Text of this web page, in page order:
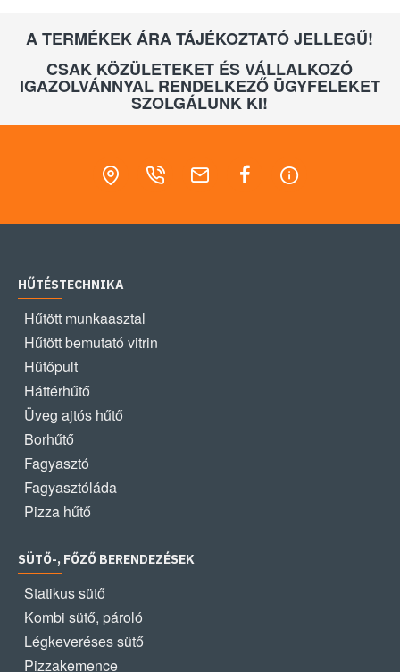
A TERMÉKEK ÁRA TÁJÉKOZTATÓ JELLEGŰ!
CSAK KÖZÜLETEKET ÉS VÁLLALKOZÓ
IGAZOLVÁNNYAL RENDELKEZŐ ÜGYFELEKET
SZOLGÁLUNK KI!
HŰTÉSTECHNIKA
Hűtött munkaasztal
Hűtött bemutató vitrin
Hűtőpult
Háttérhűtő
Üveg ajtós hűtő
Borhűtő
Fagyasztó
Fagyasztóláda
Pizza hűtő
SÜTŐ-, FŐZŐ BERENDEZÉSEK
Statikus sütő
Kombi sütő, pároló
Légkeveréses sütő
Pizzakemence